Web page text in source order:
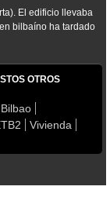
El edificio llevaba
bilbaíno ha tardado
OTROS
Vivienda